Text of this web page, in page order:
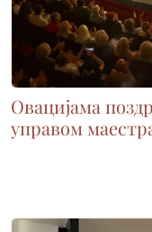
Овацијама
управом